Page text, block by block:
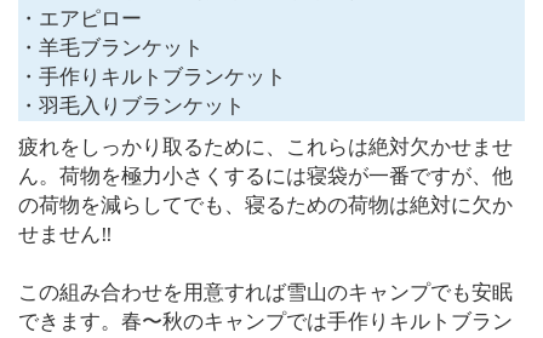
・エアピロー
・羊毛ブランケット
・手作りキルトブランケット
・羽毛入りブランケット
疲れをしっかり取るために、これらは絶対欠かせませ
ん。荷物を極力小さくするには寝袋が一番ですが、他
の荷物を減らしてでも、寝るための荷物は絶対に欠か
せません‼︎
この組み合わせを用意すれば雪山のキャンプでも安眠
できます。春〜秋のキャンプでは手作りキルトブラン